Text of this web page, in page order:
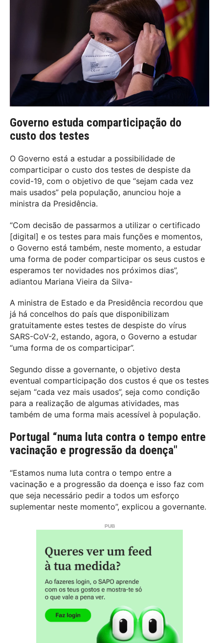
Governo estuda comparticipação do
custo dos testes
O Governo está a estudar a possibilidade de
comparticipar o custo dos testes de despiste da
covid-19, com o objetivo de que “sejam cada vez
mais usados” pela população, anunciou hoje a
ministra da Presidência.
“Com decisão de passarmos a utilizar o certificado
[digital] e os testes para mais funções e momentos,
o Governo está também, neste momento, a estudar
uma forma de poder comparticipar os seus custos e
esperamos ter novidades nos próximos dias”,
adiantou Mariana Vieira da Silva-
A ministra de Estado e da Presidência recordou que
já há concelhos do país que disponibilizam
gratuitamente estes testes de despiste do vírus
SARS-CoV-2, estando, agora, o Governo a estudar
“uma forma de os comparticipar”.
Segundo disse a governante, o objetivo desta
eventual comparticipação dos custos é que os testes
sejam “cada vez mais usados”, seja como condição
para a realização de algumas atividades, mas
também de uma forma mais acessível à população.
Portugal “numa luta contra o tempo entre
vacinação e progressão da doença"
“Estamos numa luta contra o tempo entre a
vacinação e a progressão da doença e isso faz com
que seja necessário pedir a todos um esforço
suplementar neste momento”, explicou a governante.